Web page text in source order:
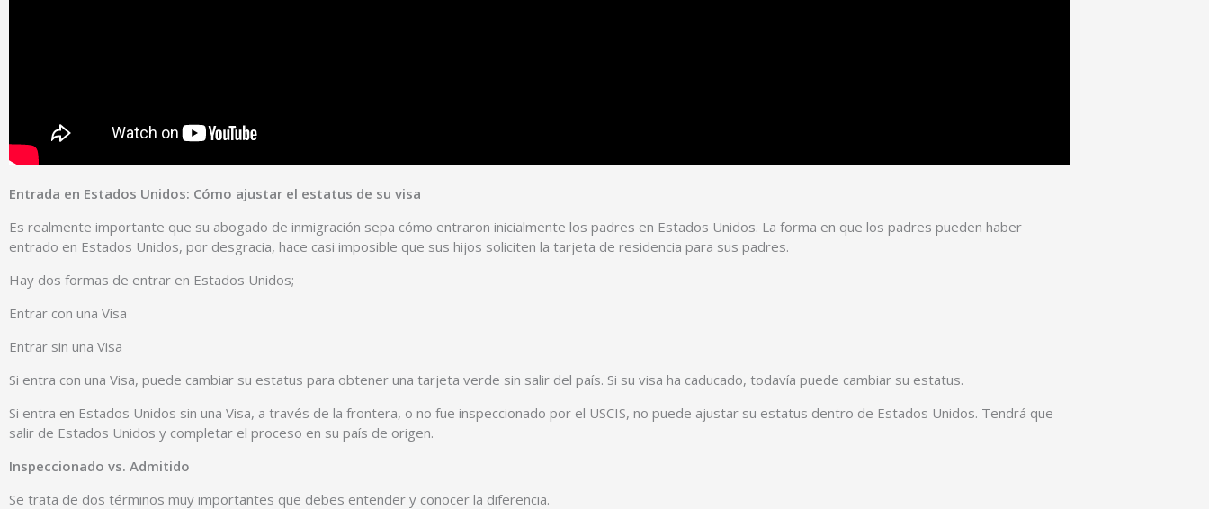
Entrada en Estados Unidos: Cómo ajustar el estatus de su visa
Es realmente importante que su abogado de inmigración sepa cómo entraron inicialmente los padres en Estados Unidos. La forma en que los padres pueden haber
entrado en Estados Unidos, por desgracia, hace casi imposible que sus hijos soliciten la tarjeta de residencia para sus padres.
Hay dos formas de entrar en Estados Unidos;
Entrar con una Visa
Entrar sin una Visa
Si entra con una Visa, puede cambiar su estatus para obtener una tarjeta verde sin salir del país. Si su visa ha caducado, todavía puede cambiar su estatus.
Si entra en Estados Unidos sin una Visa, a través de la frontera, o no fue inspeccionado por el USCIS, no puede ajustar su estatus dentro de Estados Unidos. Tendrá que
salir de Estados Unidos y completar el proceso en su país de origen.
Inspeccionado vs. Admitido
Se trata de dos términos muy importantes que debes entender y conocer la diferencia.